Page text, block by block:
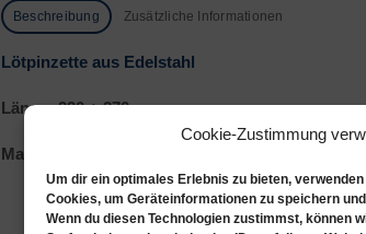
Cookie-Zustimmung
Um dir ein optimales Erlebnis zu bieten,
Cookies, um Geräteinformationen zu speichern
Wenn du diesen Technologien zustimmst, können
Beschreibung Zusätzliche Informationen
Lötpinzette aus Edelstahl
Länge: 220 + 270 mm
Material: Edelstahl